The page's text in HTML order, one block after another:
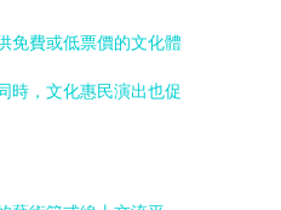
免費或低票價的文化體
時，文化惠民演出也促